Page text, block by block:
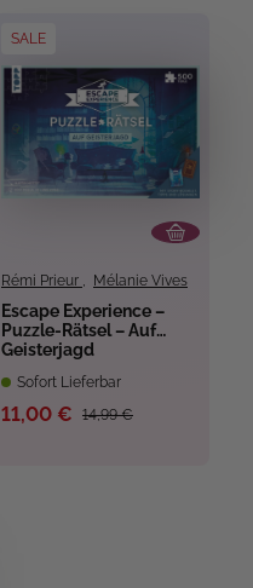
SALE
Rémi Prieur , Mélanie Vives
Escape Experience –
Puzzle-Rätsel – Auf
Geisterjagd
Sofort Lieferbar
14,99 €
11,00 €